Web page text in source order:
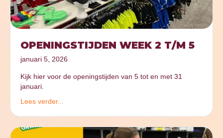
OPENINGSTIJDEN WEEK 2 T/M 5
januari 5, 2026
Kijk hier voor de openingstijden van 5 tot en met 31
januari.
Lees verder...